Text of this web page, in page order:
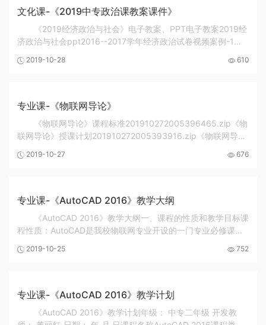
文化课-《2019中专政治课教案课件》
《2019经济政治与社会》电子教案、PPT电子教案2019经
济政治与社会ppt2016--2017学年经济政治试卷视频案例-1视
案、PPT《2019职业道德与法律教案》教案《2019职...
2019-10-28 610
专业课-《物联网导论》
《物联网导论》课程标准201910272005396465.zip《物
联网导论》授课计划201910272005393916.zip《物联网导
化教学课件
2019-10-27 676
专业课-《AutoCAD 2016》教学大纲
《AutoCAD 2016》教学大纲一、课程的性质和教学目标课
程性质：AutoCAD是我校物联网专业开设的一门专业必修课。
时要求学生有一定空间想象能力。根据我校学生...
2019-10-25 752
专业课-《AutoCAD 2016》教学计划
《AutoCAD 2016》教学计划年级： 中专二年级 开发教